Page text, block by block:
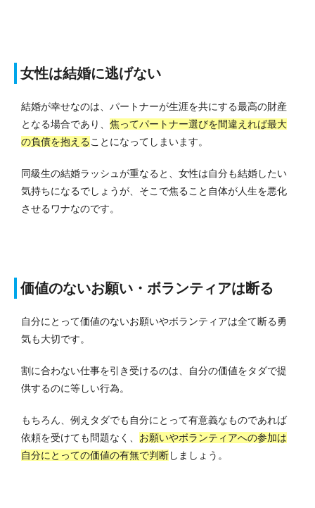
女性は結婚に逃げない
結婚が幸せなのは、パートナーが生涯を共にする最高の財産
となる場合であり、 焦ってパートナー選びを間違えれば最大
の負債を抱える ことになってしまいます。
同級生の結婚ラッシュが重なると、女性は自分も結婚したい
気持ちになるでしょうが、そこで焦ること自体が人生を悪化
させるワナなのです。
価値のないお願い・ボランティアは断る
自分にとって価値のないお願いやボランティアは全て断る勇
気も大切です。
割に合わない仕事を引き受けるのは、自分の価値をタダで提
供するのに等しい行為。
もちろん、例えタダでも自分にとって有意義なものであれば
依頼を受けても問題なく、 お願いやボランティアへの参加は
自分にとっての価値の有無で判断しましょう。